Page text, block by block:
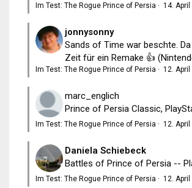
Im Test: The Rogue Prince of Persia · 14. April
jonnysonny
Sands of Time war beschte.
Zeit für ein Remake 👍
Im Test: The Rogue Prince of Persia · 12. April
marc_englich
Prince of Persia Classic,
Im Test: The Rogue Prince of Persia · 12. April
Daniela Schiebeck
Battles of Prince of Persia --
Im Test: The Rogue Prince of Persia · 12. April